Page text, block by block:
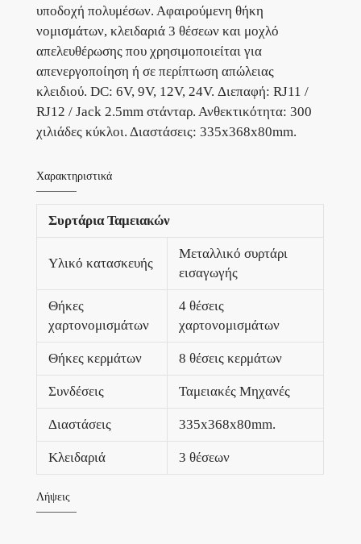
υποδοχή πολυμέσων. Αφαιρούμενη θήκη
νομισμάτων, κλειδαριά 3 θέσεων και μοχλό
απελευθέρωσης που χρησιμοποιείται για
απενεργοποίηση ή σε περίπτωση απώλειας
κλειδιού. DC: 6V, 9V, 12V, 24V. Διεπαφή: RJ11 /
RJ12 / Jack 2.5mm στάνταρ. Ανθεκτικότητα: 300
χιλιάδες κύκλοι. Διαστάσεις: 335x368x80mm.
Χαρακτηριστικά
Συρτάρια Ταμειακών
Υλικό κατασκευής
Μεταλλικό συρτάρι
εισαγωγής
Θήκες
χαρτονομισμάτων
4 θέσεις
χαρτονομισμάτων
Θήκες κερμάτων 8 θέσεις κερμάτων
Συνδέσεις Ταμειακές Μηχανές
Διαστάσεις 335x368x80mm.
Κλειδαριά 3 θέσεων
Λήψεις